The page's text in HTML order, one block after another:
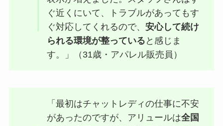
ぐ近くにいて、トラブルがあってもす
ぐ対応してくれるので、安心して続け
られる環境が整っている と感じま
す。」（31歳・アパレル販売員）
「最初はチャットレディの仕事に不安
があったのですが、アリュールは全国